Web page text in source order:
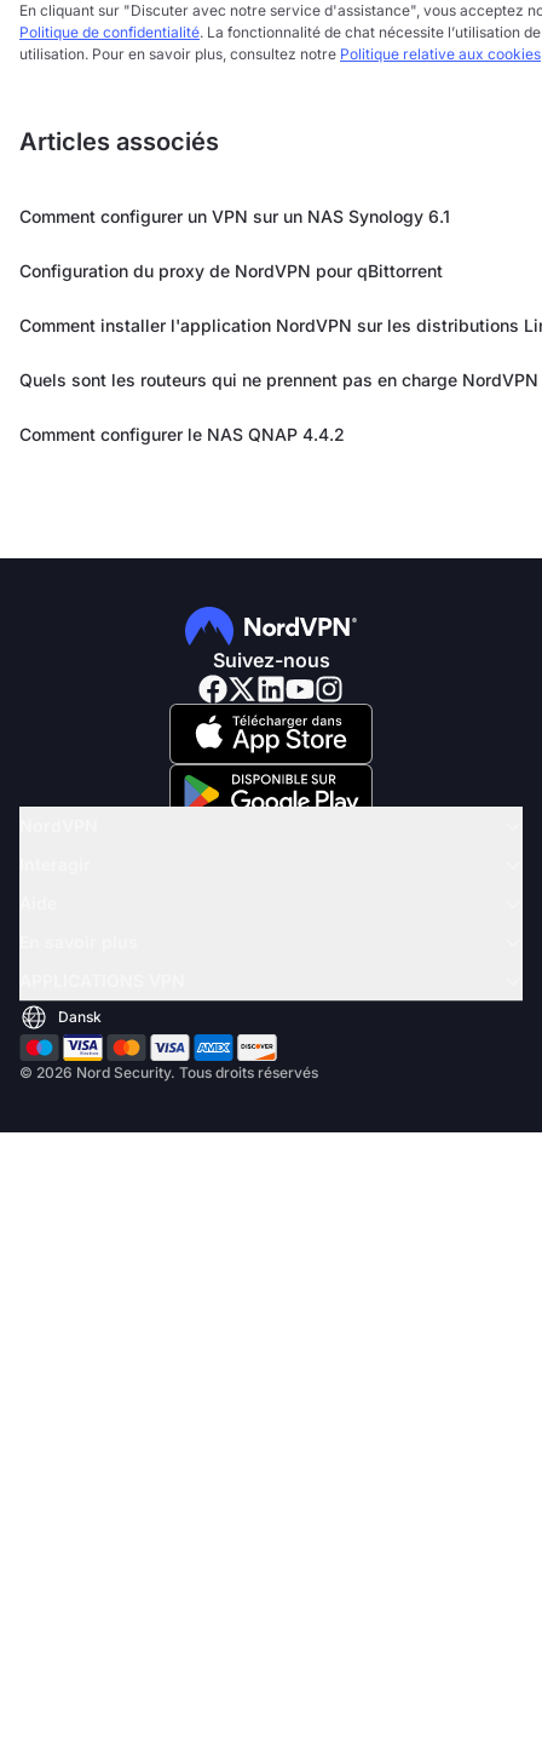
En cliquant sur "Discuter avec notre service d'assistance", vous acceptez
Politique de confidentialité. La fonctionnalité de chat nécessite l’utilisation
utilisation. Pour en savoir plus, consultez notre Politique relative aux cookies
Articles associés
Comment configurer un VPN sur un NAS Synology 6.1
Configuration du proxy de NordVPN pour qBittorrent
Comment installer l'application NordVPN sur les distributions
Quels sont les routeurs qui ne prennent pas en charge NordVPN
Comment configurer le NAS QNAP 4.4.2
Suivez-nous
© 2026 Nord Security. Tous droits réservés